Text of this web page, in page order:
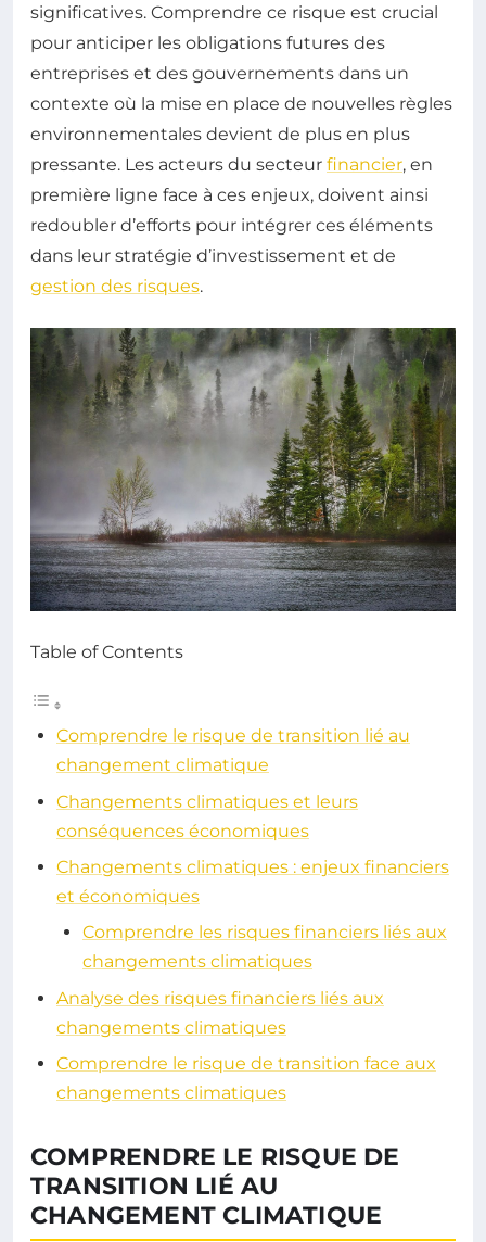
significatives. Comprendre ce risque est crucial
pour anticiper les obligations futures des
entreprises et des gouvernements dans un
contexte où la mise en place de nouvelles règles
environnementales devient de plus en plus
pressante. Les acteurs du secteur financier, en
première ligne face à ces enjeux, doivent ainsi
redoubler d’efforts pour intégrer ces éléments
dans leur stratégie d’investissement et de
gestion des risques.
Table of Contents
Comprendre le risque de transition lié au
changement climatique
Changements climatiques et leurs
conséquences économiques
Changements climatiques : enjeux financiers
et économiques
Comprendre les risques financiers liés aux
changements climatiques
Analyse des risques financiers liés aux
changements climatiques
Comprendre le risque de transition face aux
changements climatiques
COMPRENDRE LE RISQUE DE
TRANSITION LIÉ AU
CHANGEMENT CLIMATIQUE